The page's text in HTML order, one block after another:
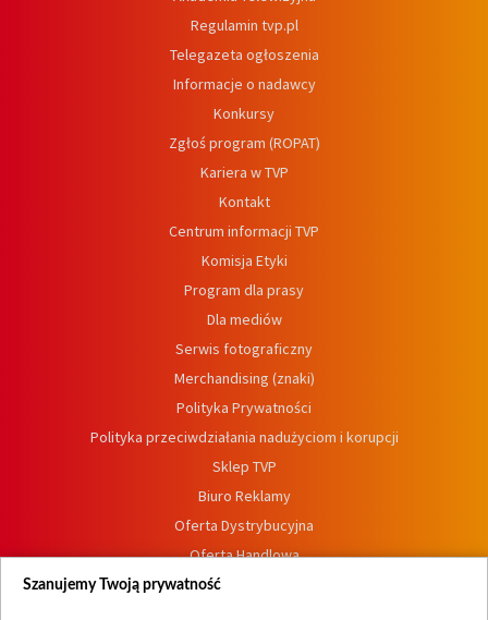
Regulamin tvp.pl
Telegazeta ogłoszenia
Informacje o nadawcy
Konkursy
Zgłoś program (ROPAT)
Kariera w TVP
Kontakt
Centrum informacji TVP
Komisja Etyki
Program dla prasy
Dla mediów
Serwis fotograficzny
Merchandising (znaki)
Polityka Prywatności
Polityka przeciwdziałania nadużyciom i korupcji
Sklep TVP
Biuro Reklamy
Oferta Dystrybucyjna
Oferta Handlowa
Dostępność
Szanujemy Twoją prywatność